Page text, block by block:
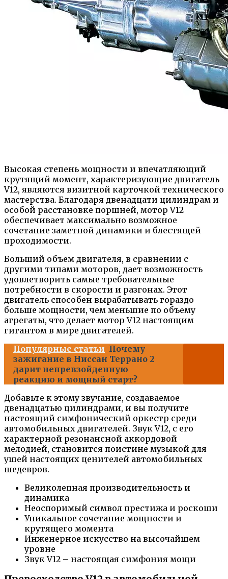
Высокая степень мощности и впечатляющий
крутящий момент, характеризующие двигатель
V12, являются визитной карточкой технического
мастерства. Благодаря двенадцати цилиндрам и
особой расстановке поршней, мотор V12
обеспечивает максимально возможное
сочетание заметной динамики и блестящей
проходимости.
Больший объем двигателя, в сравнении с
другими типами моторов, дает возможность
удовлетворить самые требовательные
потребности в скорости и разгонах. Этот
двигатель способен вырабатывать гораздо
больше мощности, чем меньшие по объему
агрегаты, что делает мотор V12 настоящим
гигантом в мире двигателей.
Популярные статьи Почему
зажигание в Ниссан Террано 2
дарит непревзойденную
реакцию и мощный старт?
Добавьте к этому звучание, создаваемое
двенадцатью цилиндрами, и вы получите
настоящий симфонический оркестр среди
автомобильных двигателей. Звук V12, с его
характерной резонансной аккордовой
мелодией, становится поистине музыкой для
ушей настоящих ценителей автомобильных
шедевров.
Великолепная производительность и
динамика
Неоспоримый символ престижа и роскоши
Уникальное сочетание мощности и
крутящего момента
Инженерное искусство на высочайшем
уровне
Звук V12 – настоящая симфония мощи